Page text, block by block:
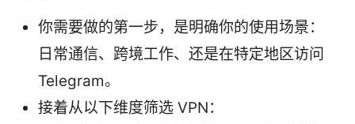
你需要做的第一步，是明确你的使用场景：
日常通信、跨境工作、还是在特定地区访问
Telegram。
接着从以下维度筛选 VPN：